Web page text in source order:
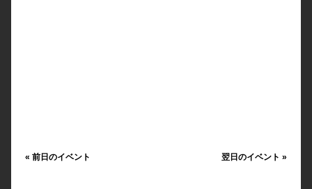
« 前日のイベント 翌日のイベント»